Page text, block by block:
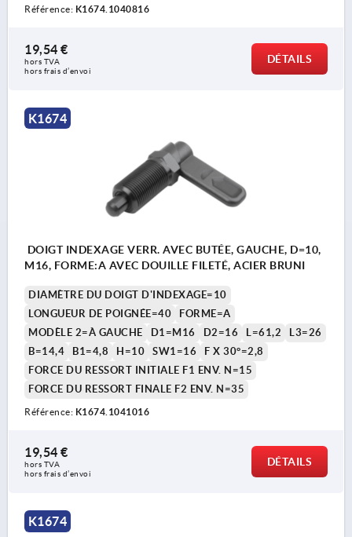
Référence: K1674.1040816
19,54 €
hors TVA
hors frais d’envoi
DÉTAILS
K1674
DOIGT INDEXAGE VERR. AVEC BUTÉE, GAUCHE, D=10,
M16, FORME:A AVEC DOUILLE FILETÉ, ACIER BRUNI
DIAMÈTRE DU DOIGT D'INDEXAGE=10
LONGUEUR DE POIGNÉE=40
FORME=A
MODÈLE 2=À GAUCHE
D1=M16 D2=16 L=61,2
L3=26
B=14,4
B1=4,8 H=10 SW1=16
F X 30°=2,8
FORCE DU RESSORT INITIALE F1 ENV. N=15
FORCE DU RESSORT FINALE F2 ENV. N=35
Référence: K1674.1041016
19,54 €
hors TVA
hors frais d’envoi
DÉTAILS
K1674